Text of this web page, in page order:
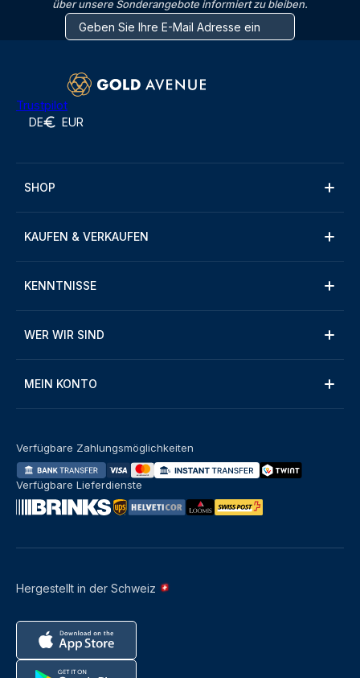
über unsere Sonderangebote informiert zu bleiben.
Trustpilot
DE EUR
SHOP
KAUFEN & VERKAUFEN
KENNTNISSE
WER WIR SIND
MEIN KONTO
Hergestellt in der Schweiz
Verfügbare Zahlungsmöglichkeiten
Verfügbare Lieferdienste